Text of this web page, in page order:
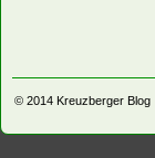
© 2014 Kreuzberger Blog